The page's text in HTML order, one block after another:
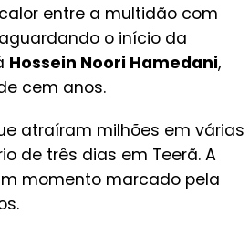
entre a multidão com
o início da
Hossein Noori Hamedani,
cem anos.
atraíram milhões em várias
de três dias em Teerã. A
momento marcado pela